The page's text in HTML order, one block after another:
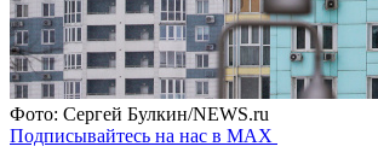
Фото: Сергей Булкин/NEWS.ru
Подписывайтесь на нас в MAX